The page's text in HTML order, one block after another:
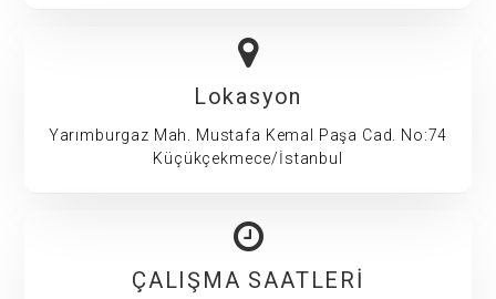
Lokasyon
Yarımburgaz Mah. Mustafa Kemal Paşa Cad. No:74
Küçükçekmece/İstanbul
ÇALIŞMA SAATLERİ